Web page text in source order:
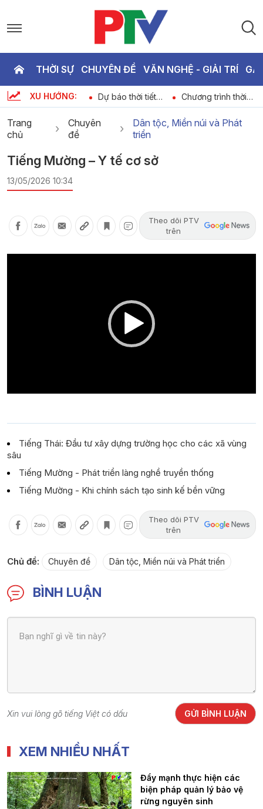
THỜI SỰ CHUYÊN ĐỀ VĂN NGHỆ - GIẢI TRÍ
XU HƯỚNG:
Bản tin thể thao
ngày 07-08-2026
Dự báo thời tiết
ngày 07-08-2026
Chương trình thời
sự ngày 07-08-
2026
Trang
chủ
Chuyên
đề
Dân tộc, Miền núi và Phát
triển
Tiếng Mường – Y tế cơ sở
13/05/2026 10:34
Theo dõi PTV
trên
Tiếng Thái: Đầu tư xây dựng trường học cho các xã vùng
sâu
Tiếng Mường - Phát triển làng nghề truyền thống
Tiếng Mường - Khi chính sách tạo sinh kế bền vững
Theo dõi PTV
trên
Chủ đề: Chuyên đề Dân tộc, Miền núi và Phát triển
BÌNH LUẬN
Xin vui lòng gõ tiếng Việt có dấu GỬI BÌNH LUẬN
XEM NHIỀU NHẤT
Đẩy mạnh thực hiện các
biện pháp quản lý bảo vệ
rừng nguyên sinh